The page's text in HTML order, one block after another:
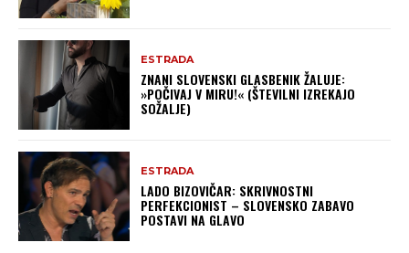
ESTRADA
ZNANI SLOVENSKI GLASBENIK ŽALUJE:
»POČIVAJ V MIRU!« (ŠTEVILNI IZREKAJO
SOŽALJE)
ESTRADA
LADO BIZOVIČAR: SKRIVNOSTNI
PERFEKCIONIST – SLOVENSKO ZABAVO
POSTAVI NA GLAVO